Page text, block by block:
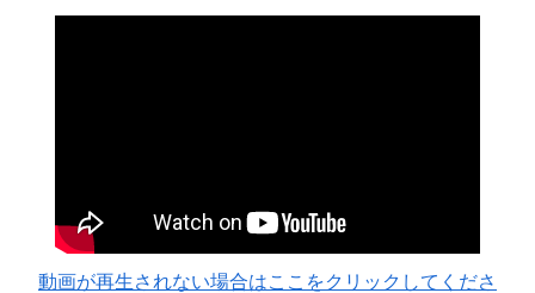
動画が再生されない場合はここをクリックしてくださ